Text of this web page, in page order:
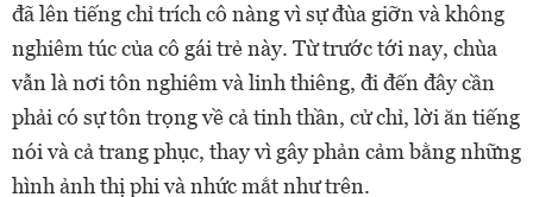
đã lên tiếng chỉ trích cô nàng vì sự đùa giỡn và không
nghiêm túc của cô gái trẻ này. Từ trước tới nay, chùa
vẫn là nơi tôn nghiêm và linh thiêng, đi đến đây cần
phải có sự tôn trọng về cả tinh thần, cử chỉ, lời ăn tiếng
nói và cả trang phục, thay vì gây phản cảm bằng những
hình ảnh thị phi và nhức mắt như trên.